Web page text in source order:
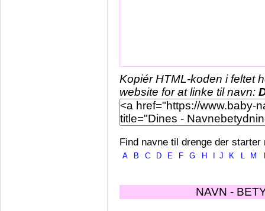
Kopiér HTML-koden i feltet
website for at linke til navn:
Find navne til drenge der starter
A B C D E F G H J K L M
NAVN -